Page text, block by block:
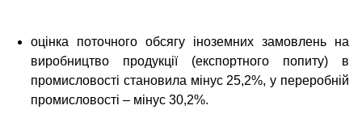
оцінка поточного обсягу іноземних замовлень на
виробництво продукції (експортного попиту) в
промисловості становила мінус 25,2%, у переробній
промисловості – мінус 30,2%.